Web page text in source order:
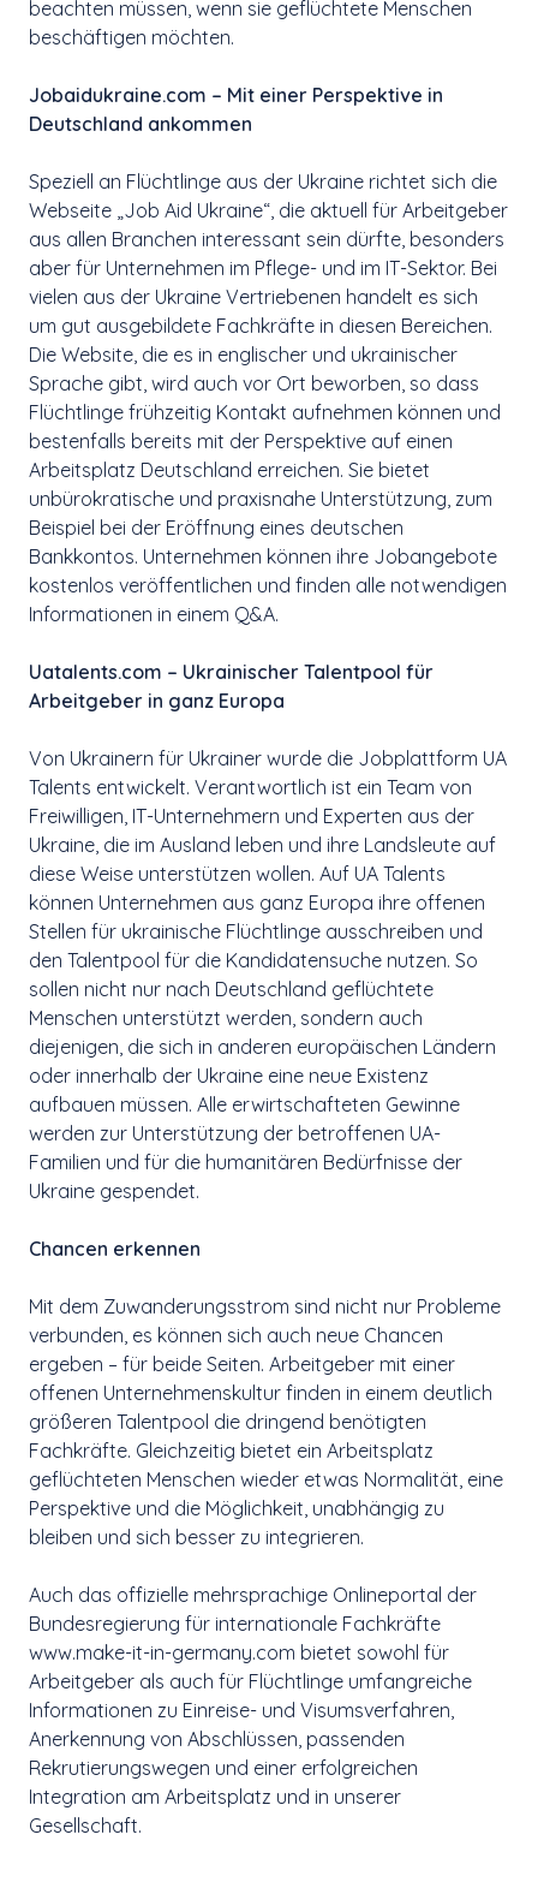
beachten müssen, wenn sie geflüchtete Menschen
beschäftigen möchten.
Jobaidukraine.com – Mit einer Perspektive in
Deutschland ankommen
Speziell an Flüchtlinge aus der Ukraine richtet sich die
Webseite „Job Aid Ukraine“, die aktuell für Arbeitgeber
aus allen Branchen interessant sein dürfte, besonders
aber für Unternehmen im Pflege- und im IT-Sektor. Bei
vielen aus der Ukraine Vertriebenen handelt es sich
um gut ausgebildete Fachkräfte in diesen Bereichen.
Die Website, die es in englischer und ukrainischer
Sprache gibt, wird auch vor Ort beworben, so dass
Flüchtlinge frühzeitig Kontakt aufnehmen können und
bestenfalls bereits mit der Perspektive auf einen
Arbeitsplatz Deutschland erreichen. Sie bietet
unbürokratische und praxisnahe Unterstützung, zum
Beispiel bei der Eröffnung eines deutschen
Bankkontos. Unternehmen können ihre Jobangebote
kostenlos veröffentlichen und finden alle notwendigen
Informationen in einem Q&A.
Uatalents.com – Ukrainischer Talentpool für
Arbeitgeber in ganz Europa
Von Ukrainern für Ukrainer wurde die Jobplattform UA
Talents entwickelt. Verantwortlich ist ein Team von
Freiwilligen, IT-Unternehmern und Experten aus der
Ukraine, die im Ausland leben und ihre Landsleute auf
diese Weise unterstützen wollen. Auf UA Talents
können Unternehmen aus ganz Europa ihre offenen
Stellen für ukrainische Flüchtlinge ausschreiben und
den Talentpool für die Kandidatensuche nutzen. So
sollen nicht nur nach Deutschland geflüchtete
Menschen unterstützt werden, sondern auch
diejenigen, die sich in anderen europäischen Ländern
oder innerhalb der Ukraine eine neue Existenz
aufbauen müssen. Alle erwirtschafteten Gewinne
werden zur Unterstützung der betroffenen UA-
Familien und für die humanitären Bedürfnisse der
Ukraine gespendet.
Chancen erkennen
Mit dem Zuwanderungsstrom sind nicht nur Probleme
verbunden, es können sich auch neue Chancen
ergeben – für beide Seiten. Arbeitgeber mit einer
offenen Unternehmenskultur finden in einem deutlich
größeren Talentpool die dringend benötigten
Fachkräfte. Gleichzeitig bietet ein Arbeitsplatz
geflüchteten Menschen wieder etwas Normalität, eine
Perspektive und die Möglichkeit, unabhängig zu
bleiben und sich besser zu integrieren.
Auch das offizielle mehrsprachige Onlineportal der
Bundesregierung für internationale Fachkräfte
www.make-it-in-germany.com bietet sowohl für
Arbeitgeber als auch für Flüchtlinge umfangreiche
Informationen zu Einreise- und Visumsverfahren,
Anerkennung von Abschlüssen, passenden
Rekrutierungswegen und einer erfolgreichen
Integration am Arbeitsplatz und in unserer
Gesellschaft.